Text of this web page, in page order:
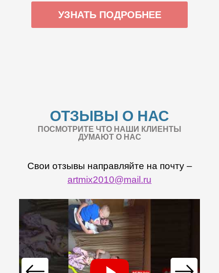
УЗНАТЬ ПОДРОБНЕЕ
ОТЗЫВЫ О НАС
ПОСМОТРИТЕ ЧТО НАШИ КЛИЕНТЫ
ДУМАЮТ О НАС
Свои отзывы направляйте на почту –
artmix2010@mail.ru